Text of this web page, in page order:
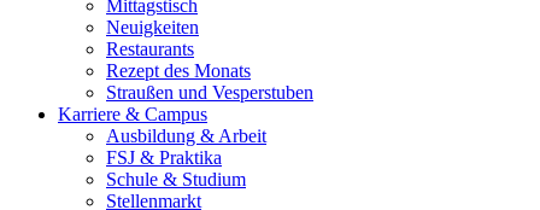
Mittagstisch
Neuigkeiten
Restaurants
Rezept des Monats
Straußen und Vesperstuben
Karriere & Campus
Ausbildung & Arbeit
FSJ & Praktika
Schule & Studium
Stellenmarkt